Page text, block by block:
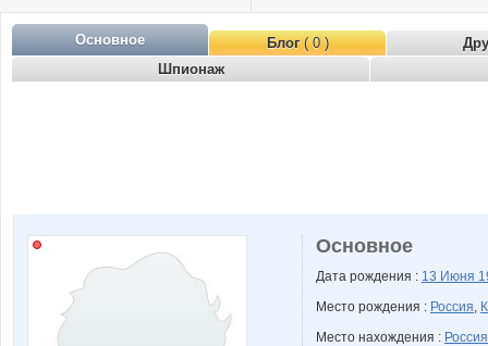
Основное Блог( 0 )
Шпионаж
Основное
Дата рождения : 13 Июня
Место рождения : Россия,
Место нахождения : Россия